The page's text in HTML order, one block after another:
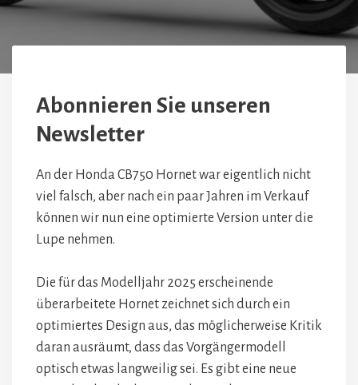
Abonnieren Sie unseren
Newsletter
An der Honda CB750 Hornet war eigentlich nicht
viel falsch, aber nach ein paar Jahren im Verkauf
können wir nun eine optimierte Version unter die
Lupe nehmen.
Die für das Modelljahr 2025 erscheinende
überarbeitete Hornet zeichnet sich durch ein
optimiertes Design aus, das möglicherweise Kritik
daran ausräumt, dass das Vorgängermodell
optisch etwas langweilig sei. Es gibt eine neue